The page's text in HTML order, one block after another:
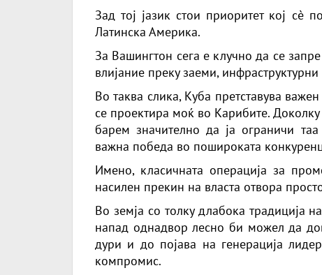
Зад тој јазик стои приоритет кој сè
Латинска Америка.
За Вашингтон сега е клучно да се
влијание преку заеми,
Во таква слика, Куба претставува
се проектира моќ во Карибите.
барем значително да ја ограничи
важна победа во пошироката
Имено, класичната операција за
насилен прекин на власта отвора
Во земја со толку длабока традиција
напад однадвор лесно би можел да
дури и до појава на генерација
компромис.